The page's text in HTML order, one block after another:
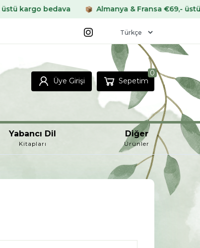
Almanya & Fransa €69,- üstü kargo
Üye Girişi Sepetim
0
Yabancı Dil
Kitapları
Diğer
Ürünler